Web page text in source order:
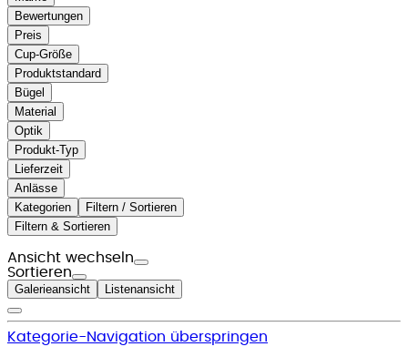
Bewertungen
Preis
Cup-Größe
Produktstandard
Bügel
Material
Optik
Produkt-Typ
Lieferzeit
Anlässe
Kategorien
Filtern / Sortieren
Filtern & Sortieren
Ansicht wechseln
Sortieren
Galerieansicht Listenansicht
Kategorie-Navigation überspringen